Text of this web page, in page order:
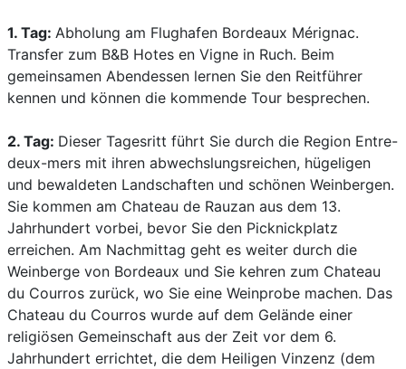
1. Tag: Abholung am Flughafen Bordeaux Mérignac.
Transfer zum B&B Hotes en Vigne in Ruch. Beim
gemeinsamen Abendessen lernen Sie den Reitführer
kennen und können die kommende Tour besprechen.
2. Tag: Dieser Tagesritt führt Sie durch die Region Entre-
deux-mers mit ihren abwechslungsreichen, hügeligen
und bewaldeten Landschaften und schönen Weinbergen.
Sie kommen am Chateau de Rauzan aus dem 13.
Jahrhundert vorbei, bevor Sie den Picknickplatz
erreichen. Am Nachmittag geht es weiter durch die
Weinberge von Bordeaux und Sie kehren zum Chateau
du Courros zurück, wo Sie eine Weinprobe machen. Das
Chateau du Courros wurde auf dem Gelände einer
religiösen Gemeinschaft aus der Zeit vor dem 6.
Jahrhundert errichtet, die dem Heiligen Vinzenz (dem